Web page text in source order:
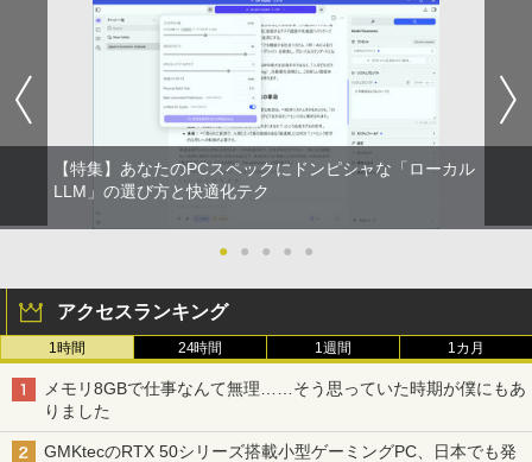
【特集】あなたのPCスペックにドンピシャな「ローカル
LLM」の選び方と快適化テク
● ● ● ● ●
アクセスランキング
1時間 24時間 1週間 1カ月
メモリ8GBで仕事なんて無理……そう思っていた時期が僕にもあ
りました
GMKtecのRTX 50シリーズ搭載小型ゲーミングPC、日本でも発